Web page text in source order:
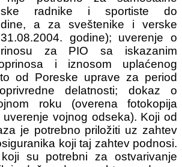
radnike i sportiste do
a za sveštenike i verske
godine); uverenje o
za PIO sa iskazanim
i iznosom uplaćenog
od Poreske uprave za period
delatnosti; dokaz o
roku (overena fotokopija
vojnog odseka). Koji od
je potrebno priložiti uz zahtev
koji taj zahtev podnosi.
su potrebni za ostvarivanje